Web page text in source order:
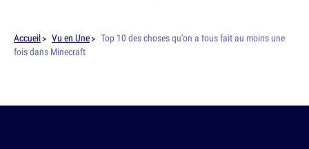
Accueil Vu en Une
Top 10 des choses qu'on a tous fait au moins une
fois dans Minecraft